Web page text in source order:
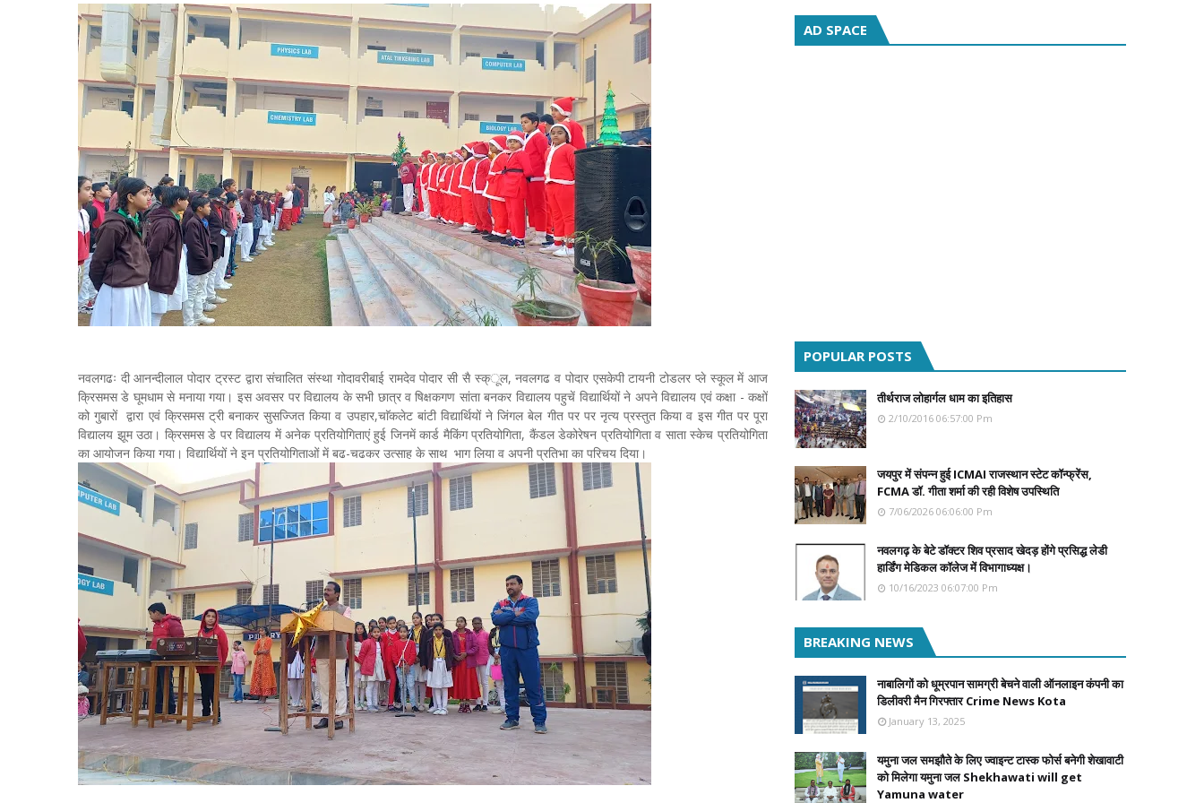
नवलगढः दी आनन्दीलाल पोदार ट्रस्ट द्वारा संचालित संस्था गोदावरीबाई रामदेव पोदार सी सै स्क्ूल, नवलगढ व पोदार एसकेपी टायनी टोडलर प्ले स्कूल में आज
क्रिसमस डे घूमधाम से मनाया गया। इस अवसर पर विद्यालय के सभी छात्र व षिक्षकगण सांता बनकर विद्यालय पहुचें विद्यार्थियों ने अपने विद्यालय एवं कक्षा - कक्षों
को गुबारों द्वारा एवं क्रिसमस ट्री बनाकर सुसज्जित किया व उपहार,चाॅकलेट बांटी विद्यार्थियों ने जिंगल बेल गीत पर पर नृत्य प्रस्तुत किया व इस गीत पर पूरा
विद्यालय झूम उठा। क्रिसमस डे पर विद्यालय में अनेक प्रतियोगिताएं हुई जिनमें कार्ड मैकिंग प्रतियोगिता, कैंडल डेकोरेषन प्रतियोगिता व साता स्केच प्रतियोगिता
का आयोजन किया गया। विद्यार्थियों ने इन प्रतियोगिताओं में बढ-चढकर उत्साह के साथ भाग लिया व अपनी प्रतिभा का परिचय दिया।
AD SPACE
POPULAR POSTS
तीर्थराज लोहार्गल धाम का इतिहास
2/10/2016 06:57:00 Pm
जयपुर में संपन्न हुई ICMAI राजस्थान स्टेट कॉन्फ्रेंस,
FCMA डॉ. गीता शर्मा की रही विशेष उपस्थिति
7/06/2026 06:06:00 Pm
नवलगढ़ के बेटे डॉक्टर शिव प्रसाद खेदड़ होंगे प्रसिद्ध लेडी
हार्डिंग मेडिकल कॉलेज में विभागाध्यक्ष।
10/16/2023 06:07:00 Pm
BREAKING NEWS
नाबालिगों को धूम्रपान सामग्री बेचने वाली ऑनलाइन कंपनी का
डिलीवरी मैन गिरफ्तार Crime News Kota
January 13, 2025
यमुना जल समझौते के लिए ज्वाइन्ट टास्क फोर्स बनेगी शेखावाटी
को मिलेगा यमुना जल Shekhawati will get
Yamuna water